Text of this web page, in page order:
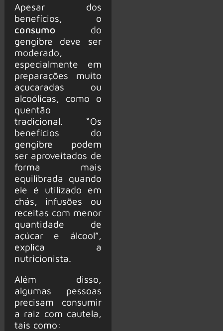
Apesar dos
benefícios, o
consumo do
gengibre deve ser
moderado,
especialmente em
preparações muito
açucaradas ou
alcoólicas, como o
quentão
tradicional. “Os
benefícios do
gengibre podem
ser aproveitados de
forma mais
equilibrada quando
ele é utilizado em
chás, infusões ou
receitas com menor
quantidade de
açúcar e álcool”,
explica a
nutricionista.
Além disso,
algumas pessoas
precisam consumir
a raiz com cautela,
tais como: